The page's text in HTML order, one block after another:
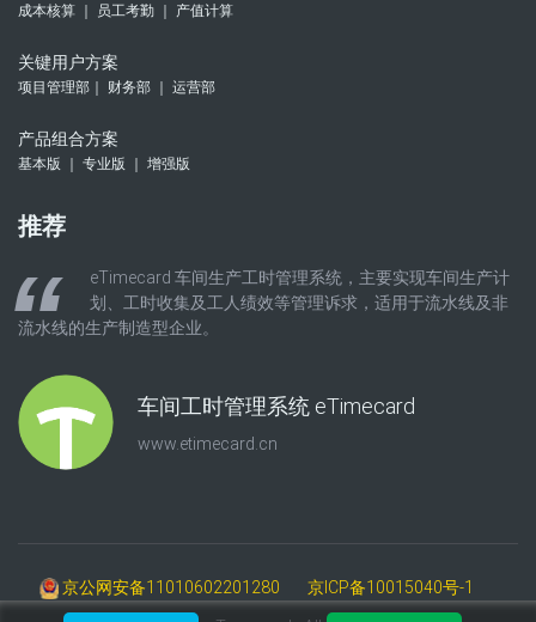
成本核算 ｜ 员工考勤 ｜ 产值计算
关键用户方案
项目管理部｜ 财务部 ｜ 运营部
产品组合方案
基本版 ｜ 专业版 ｜ 增强版
推荐
eTimecard 车间生产工时管理系统，主要实现车间生产计
划、工时收集及工人绩效等管理诉求，适用于流水线及非
流水线的生产制造型企业。
车间工时管理系统 eTimecard
www.etimecard.cn
京公网安备11010602201280 京ICP备10015040号-1